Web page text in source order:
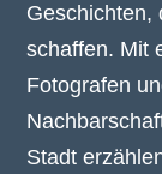
Geschichten,
schaffen. Mit
Fotografen
Stadt